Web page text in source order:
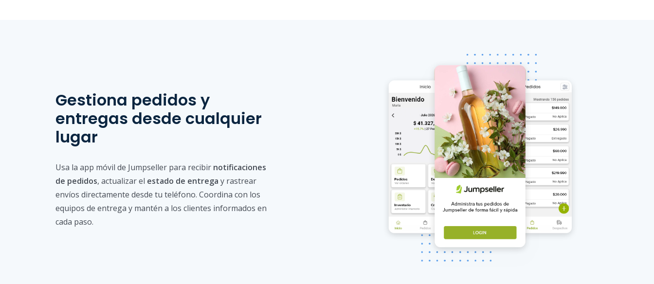
Gestiona pedidos y
entregas desde cualquier
lugar
Usa la app móvil de Jumpseller para recibir notificaciones
de pedidos, actualizar el estado de entrega y rastrear
envíos directamente desde tu teléfono. Coordina con los
equipos de entrega y mantén a los clientes informados en
cada paso.